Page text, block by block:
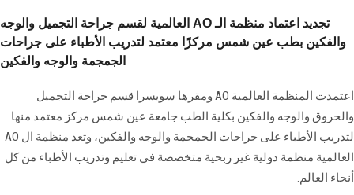
العالمية لقسم جراحة التجميل والوجه AO تجديد اعتماد منظمة الـ
والفكين بطب عين شمس مركزًا معتمد لتدريب الأطباء على جراحات
الجمجمة والوجه والفكين
اعتمدت المنظمة العالمية AO ومقرها سويسرا قسم جراحة التجميل
والحروق والوجه والفكين بكلية الطب جامعة عين شمس مركز معتمد منها
لتدريب الأطباء على جراحات الجمجمة والوجه والفكين، وتعد منظمة ال AO
العالمية منظمة دولية غير ربحية متخصصة في تعليم وتدريب الأطباء من كل
أنحاء العالم.